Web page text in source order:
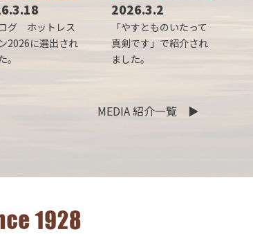
グ ホットレス
2026に選出され
。
2026.3.2
「やすとものいたって
真剣です」で紹介され
ました。
MEDIA 紹介一覧 ▶